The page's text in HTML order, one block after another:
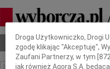
Nekrologi Odeszli
Dbamy o Twoją prywatność
Droga Użytkowniczko, Drogi
zgodę klikając "Akceptuję",
Zaufani Partnerzy, w tym [872
jak również Agora S.A.